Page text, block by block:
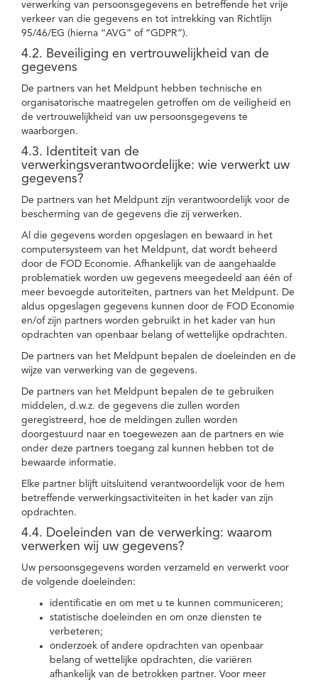
verwerking van persoonsgegevens en betreffende het vrije
verkeer van die gegevens en tot intrekking van Richtlijn
95/46/EG (hierna “AVG” of “GDPR”).
4.2. Beveiliging en vertrouwelijkheid van de
gegevens
De partners van het Meldpunt hebben technische en
organisatorische maatregelen getroffen om de veiligheid en
de vertrouwelijkheid van uw persoonsgegevens te
waarborgen.
4.3. Identiteit van de
verwerkingsverantwoordelijke: wie verwerkt uw
gegevens?
De partners van het Meldpunt zijn verantwoordelijk voor de
bescherming van de gegevens die zij verwerken.
Al die gegevens worden opgeslagen en bewaard in het
computersysteem van het Meldpunt, dat wordt beheerd
door de FOD Economie. Afhankelijk van de aangehaalde
problematiek worden uw gegevens meegedeeld aan één of
meer bevoegde autoriteiten, partners van het Meldpunt. De
aldus opgeslagen gegevens kunnen door de FOD Economie
en/of zijn partners worden gebruikt in het kader van hun
opdrachten van openbaar belang of wettelijke opdrachten.
De partners van het Meldpunt bepalen de doeleinden en de
wijze van verwerking van de gegevens.
De partners van het Meldpunt bepalen de te gebruiken
middelen, d.w.z. de gegevens die zullen worden
geregistreerd, hoe de meldingen zullen worden
doorgestuurd naar en toegewezen aan de partners en wie
onder deze partners toegang zal kunnen hebben tot de
bewaarde informatie.
Elke partner blijft uitsluitend verantwoordelijk voor de hem
betreffende verwerkingsactiviteiten in het kader van zijn
opdrachten.
4.4. Doeleinden van de verwerking: waarom
verwerken wij uw gegevens?
Uw persoonsgegevens worden verzameld en verwerkt voor
de volgende doeleinden:
identificatie en om met u te kunnen communiceren;
statistische doeleinden en om onze diensten te
verbeteren;
onderzoek of andere opdrachten van openbaar
belang of wettelijke opdrachten, die variëren
afhankelijk van de betrokken partner. Voor meer